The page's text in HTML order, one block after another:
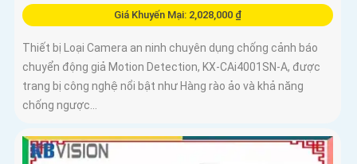
Giá Khuyến Mại: 2,028,000 ₫
Thiết bị Loại Camera an ninh chuyên dụng chống cảnh báo
chuyển động giả Motion Detection, KX-CAi4001SN-A, được
trang bị công nghệ nổi bật như Hàng rào ảo và khả năng
chống ngược...